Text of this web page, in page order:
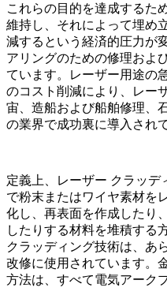
これらの目的を達成するた
維持し、それによって埋め
減するという経済的圧力が
アリングのための修理およ
ています。レーザー用途の
のコスト削減により、レー
宙、造船および船舶修理、
の業界で成功裏に導入され
定義上、レーザー クラッデ
で粉末またはワイヤ素材を
化し、再表面を作成したり
したりする材料を堆積する
クラッディング技術は、あ
改修に使用されています。
方法は、すべて電気アーク